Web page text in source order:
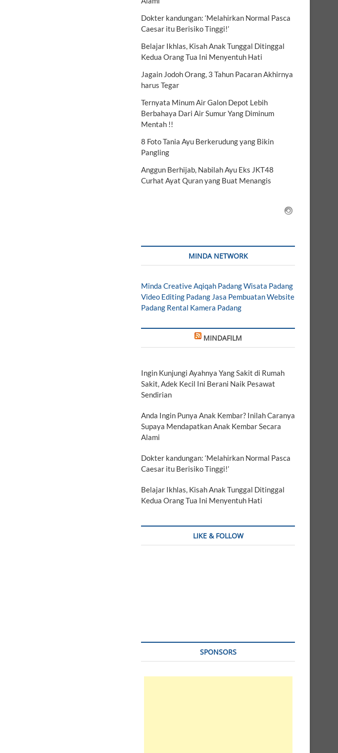
Dokter kandungan: ‘Melahirkan Normal Pasca
Caesar itu Berisiko Tinggi!’
Belajar Ikhlas, Kisah Anak Tunggal Ditinggal
Kedua Orang Tua Ini Menyentuh Hati
Jagain Jodoh Orang, 3 Tahun Pacaran Akhirnya
harus Tegar
Ternyata Minum Air Galon Depot Lebih
Berbahaya Dari Air Sumur Yang Diminum
Mentah !!
8 Foto Tania Ayu Berkerudung yang Bikin
Pangling
Anggun Berhijab, Nabilah Ayu Eks JKT48
Curhat Ayat Quran yang Buat Menangis
MINDA NETWORK
Minda CreativeAqiqah PadangWisata Padang
Video Editing Padang Jasa Pembuatan Website
Padang Rental Kamera Padang
MINDAFILM
Ingin Kunjungi Ayahnya Yang Sakit di Rumah
Sakit, Adek Kecil Ini Berani Naik Pesawat
Sendirian
Anda Ingin Punya Anak Kembar? Inilah Caranya
Supaya Mendapatkan Anak Kembar Secara
Alami
Dokter kandungan: ‘Melahirkan Normal Pasca
Caesar itu Berisiko Tinggi!’
Belajar Ikhlas, Kisah Anak Tunggal Ditinggal
Kedua Orang Tua Ini Menyentuh Hati
LIKE & FOLLOW
SPONSORS